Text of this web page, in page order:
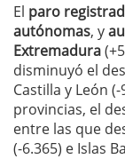
El paro
autónomas, y
Extremadura
disminuyó el
Castilla y León
provincias, el
entre las que
(-6.365) e Islas